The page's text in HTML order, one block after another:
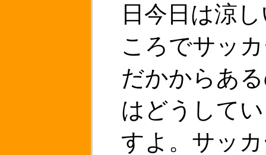
日今日は涼
ころでサッ
だかからあ
はどうして
すよ。サッ